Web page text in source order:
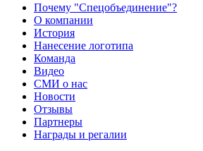
Почему "Спецобъединение"?
О компании
История
Нанесение логотипа
Команда
Видео
СМИ о нас
Новости
Отзывы
Партнеры
Награды и регалии